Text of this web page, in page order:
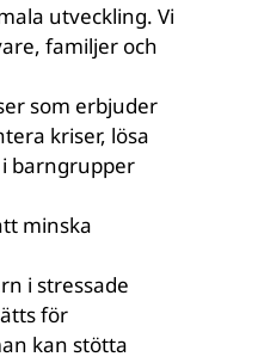
utveckling. Vi
familjer och
som erbjuder
kriser, lösa
i barngrupper
minska
i stressade
för
kan stötta